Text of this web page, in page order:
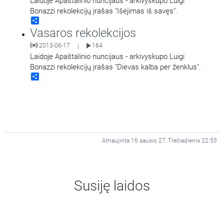
Bonazzi rekolekcijų įrašas "Išėjimas iš savęs".
Vasaros rekolekcijos
2013-06-17 | 164
Laidoje Apaštalinio nuncijaus - arkivyskupo Luigi
Bonazzi rekolekcijų įrašas "Dievas kalba per ženklus".
Atnaujinta 16 sausio 27, Trečiadienis 22:55
Susiję laidos